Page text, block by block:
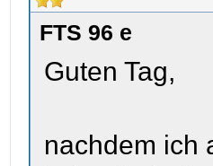
FTS 96 e
Guten Tag,
nachdem ich